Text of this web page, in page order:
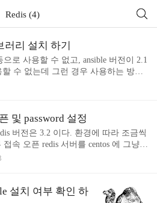
Redis (4)
러리 설치 하기
으로 사용할 수 없고, ansible 버전이 2.1
할 수 없는데 그런 경우 사용하는 방법
github.com/redis/hiredis/releases
unarchive logstash unarchive: src=hired
- lib_hiredis - name: make && make in
및 password 설정
버전은 3.2 이다. 환경에 따라 조금씩
속 오픈 redis 서버를 centos 에 그냥
근 가능 한 상태. 외부에서도 접근 가
리 해 주면 어디서나 접근 가능하다. b
설치 여부 확인 하